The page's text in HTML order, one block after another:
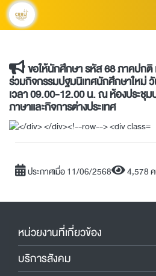
ขอให้นักศึกษา รหัส 68 ภาคปกติ
ร่วมกิจกรรมปฐมนิเทศนักศึกษาใหม่
เวลา 09.00-12.00 น. ณ ห้องประชุ
ภาษาและกิจการต่างประเทศ
ประกาศเมื่อ 11/06/2568 4,578
หน่วยงานที่เกี่ยวข้อง
บริการสังคม